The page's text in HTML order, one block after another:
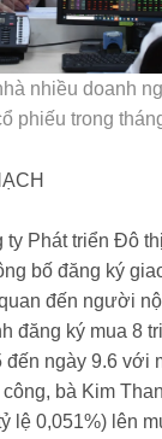
nhiều doanh
phiếu trong
Phát triển Đô
bố đăng ký
đến người
đăng ký mua 8
ngày 9.6 với
bà Kim
lệ 0,051%) lên